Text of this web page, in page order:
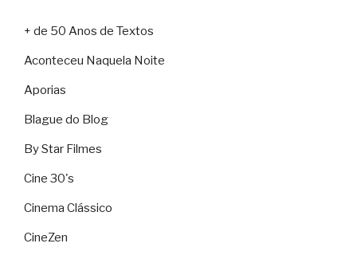
+ de 50 Anos de Textos
Aconteceu Naquela Noite
Aporias
Blague do Blog
By Star Filmes
Cine 30's
Cinema Clássico
CineZen